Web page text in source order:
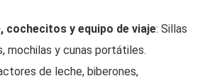
cochecitos y equipo de viaje: Sillas
mochilas y cunas portátiles.
de leche, biberones,